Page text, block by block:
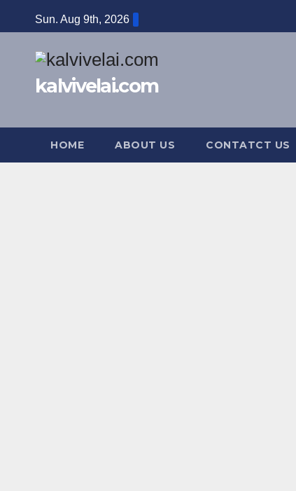
to
Sun. Aug 9th, 2026
kalvivelai.com
HOME ABOUT US CONTATCT US